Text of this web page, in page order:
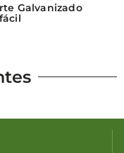
Galvanizado